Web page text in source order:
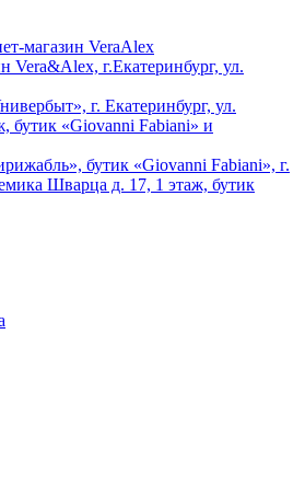
магазин VeraAlex
Vera&Alex, г.Екатеринбург, ул.
г. Екатеринбург, ул.
бутик «Giovanni Fabiani» и
бутик «Giovanni Fabiani», г.
Шварца д. 17, 1 этаж, бутик